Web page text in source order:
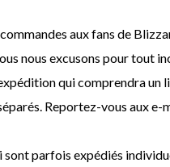
aux fans de
nous excusons pour tout
qui comprendra un
Reportez-vous aux
parfois expédiés